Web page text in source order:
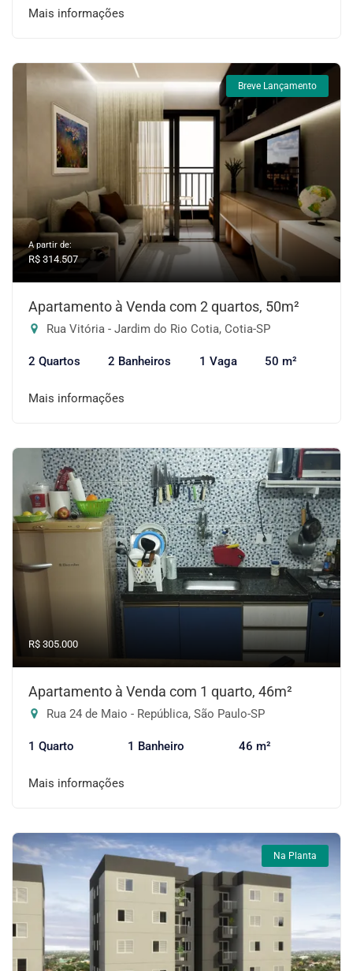
Mais informações
Breve Lançamento
A partir de:
R$ 314.507
Apartamento à Venda com 2 quartos, 50m²
Rua Vitória - Jardim do Rio Cotia, Cotia-SP
2 Quartos 2 Banheiros 1 Vaga 50 m²
Mais informações
R$ 305.000
Apartamento à Venda com 1 quarto, 46m²
Rua 24 de Maio - República, São Paulo-SP
1 Quarto 1 Banheiro 46 m²
Mais informações
Na Planta